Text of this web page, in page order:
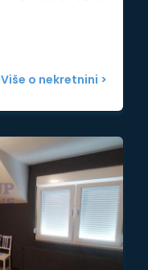
Više o nekretnini >